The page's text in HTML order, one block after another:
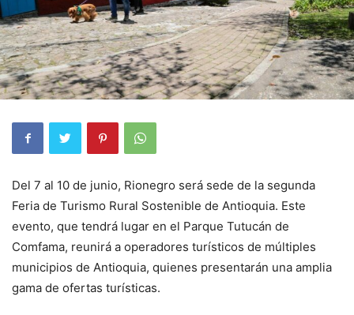
Del 7 al 10 de junio, Rionegro será sede de la segunda
Feria de Turismo Rural Sostenible de Antioquia. Este
evento, que tendrá lugar en el Parque Tutucán de
Comfama, reunirá a operadores turísticos de múltiples
municipios de Antioquia, quienes presentarán una amplia
gama de ofertas turísticas.